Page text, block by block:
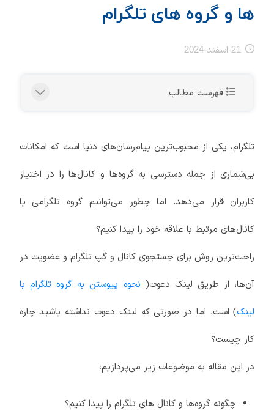
ها و گروه های تلگرام
21-اسفند-2024
فهرست مطالب
تلگرام، یکی از محبوب‌ترین پیام‌رسان‌های دنیا است که امکانات
بی‌شماری از جمله دسترسی به گروه‌ها و کانال‌ها را در اختیار
کاربران قرار می‌دهد. اما چطور می‌توانیم گروه تلگرامی یا
کانال‌های مرتبط با علاقه خود را پیدا کنیم؟
راحت‌ترین روش برای جستجوی کانال و گپ تلگرام و عضویت در
آن‌ها، از طریق لینک دعوت( نحوه پیوستن به گروه تلگرام با
لینک) است. اما در صورتی که لینک دعوت نداشته باشید چاره
کار چیست؟
در این مقاله به موضوعات زیر می‌پردازیم:
چگونه گروه‌ها و کانال های تلگرام را پیدا کنیم؟